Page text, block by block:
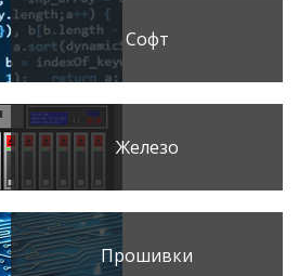
Софт
Железо
Прошивки